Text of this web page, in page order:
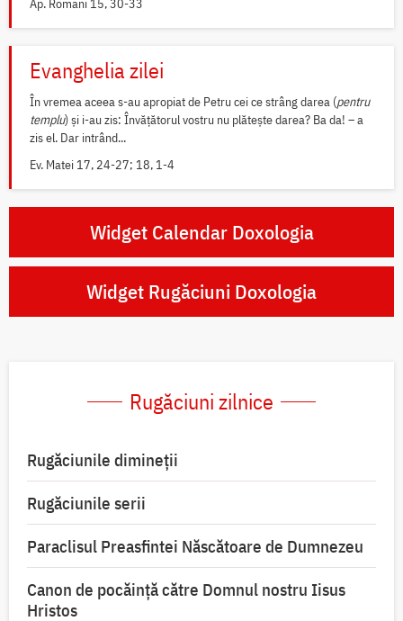
Ap. Romani 15, 30-33
Evanghelia zilei
În vremea aceea s-au apropiat de Petru cei ce strâng darea (pentru
templu) și i-au zis: Învățătorul vostru nu plătește darea? Ba da! – a
zis el. Dar intrând...
Ev. Matei 17, 24-27; 18, 1-4
Widget Calendar Doxologia
Widget Rugăciuni Doxologia
Rugăciuni zilnice
Rugăciunile dimineții
Rugăciunile serii
Paraclisul Preasfintei Născătoare de Dumnezeu
Canon de pocăință către Domnul nostru Iisus
Hristos